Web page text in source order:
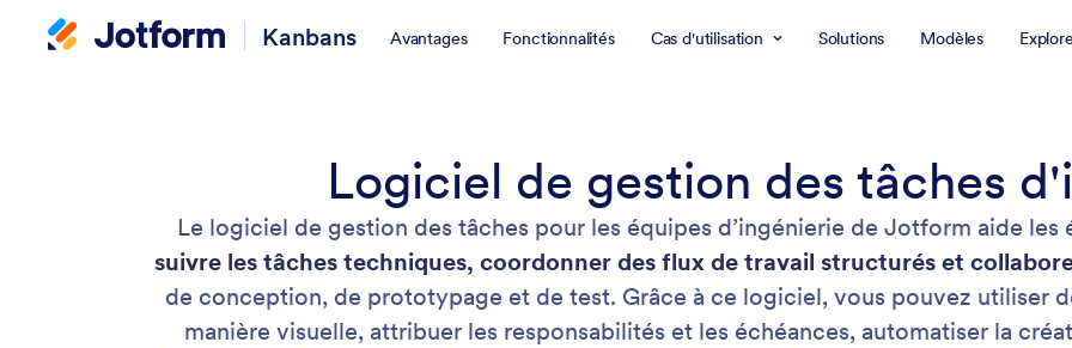
Kanbans Avantages Fonctionnalités Cas d'utilisation Solutions Modèles
Logiciel de gestion des tâches
Le logiciel de gestion des tâches pour les équipes d’ingénierie de Jotform aide les
suivre les tâches techniques, coordonner des flux de travail structurés et
de conception, de prototypage et de test. Grâce à ce logiciel, vous pouvez utiliser
manière visuelle, attribuer les responsabilités et les échéances, automatiser la